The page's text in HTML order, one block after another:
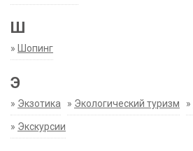
Ш
» Шопинг
Э
» Экзотика » Экологический туризм »
» Экскурсии